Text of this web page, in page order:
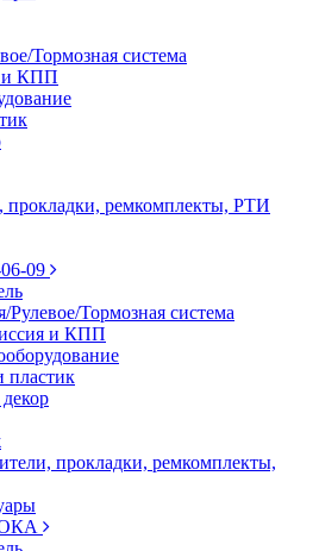
Тормозная система
и КПП
прокладки, ремкомплекты, РТИ
09
Рулевое/Тормозная система
и КПП
пластик
прокладки, ремкомплекты,
ОКА